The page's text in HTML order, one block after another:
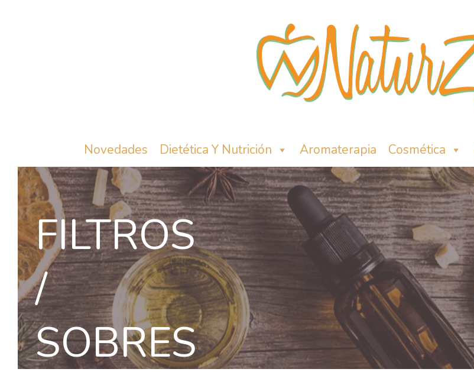
Novedades Dietética Y Nutrición Aromaterapia Cosmética
FILTROS
/
SOBRES